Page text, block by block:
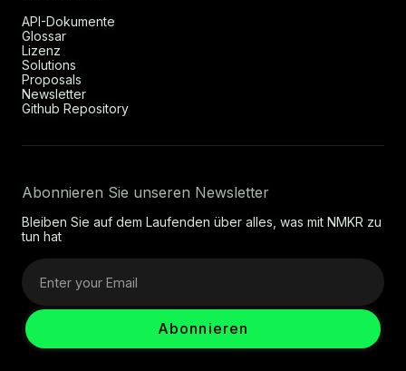
API-Dokumente
Glossar
Lizenz
Solutions
Proposals
Newsletter
Github Repository
Abonnieren Sie unseren Newsletter
Bleiben Sie auf dem Laufenden über alles, was mit NMKR zu
tun hat